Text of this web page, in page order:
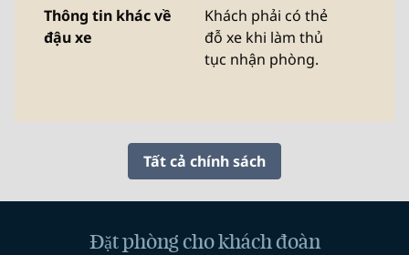
Thông tin khác về
đậu xe
Khách phải có thẻ
đỗ xe khi làm thủ
tục nhận phòng.
Tất cả chính sách
Đặt phòng cho khách đoàn